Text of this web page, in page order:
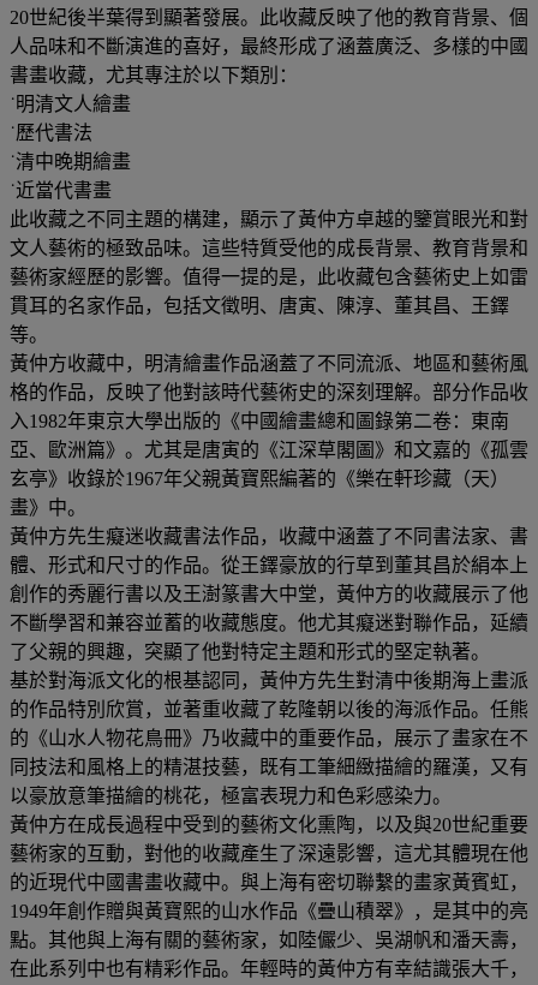
20世紀後半葉得到顯著發展。此收藏反映了他的教育背景、個
人品味和不斷演進的喜好，最終形成了涵蓋廣泛、多樣的中國
書畫收藏，尤其專注於以下類別：
˙明清文人繪畫
˙歷代書法
˙清中晚期繪畫
˙近當代書畫
此收藏之不同主題的構建，顯示了黃仲方卓越的鑒賞眼光和對
文人藝術的極致品味。這些特質受他的成長背景、教育背景和
藝術家經歷的影響。值得一提的是，此收藏包含藝術史上如雷
貫耳的名家作品，包括文徵明、唐寅、陳淳、董其昌、王鐸
等。
黃仲方收藏中，明清繪畫作品涵蓋了不同流派、地區和藝術風
格的作品，反映了他對該時代藝術史的深刻理解。部分作品收
入1982年東京大學出版的《中國繪畫總和圖錄第二卷：東南
亞、歐洲篇》。尤其是唐寅的《江深草閣圖》和文嘉的《孤雲
玄亭》收錄於1967年父親黃寶熙編著的《樂在軒珍藏（天）
畫》中。
黃仲方先生癡迷收藏書法作品，收藏中涵蓋了不同書法家、書
體、形式和尺寸的作品。從王鐸豪放的行草到董其昌於絹本上
創作的秀麗行書以及王澍篆書大中堂，黃仲方的收藏展示了他
不斷學習和兼容並蓄的收藏態度。他尤其癡迷對聯作品，延續
了父親的興趣，突顯了他對特定主題和形式的堅定執著。
基於對海派文化的根基認同，黃仲方先生對清中後期海上畫派
的作品特別欣賞，並著重收藏了乾隆朝以後的海派作品。任熊
的《山水人物花鳥冊》乃收藏中的重要作品，展示了畫家在不
同技法和風格上的精湛技藝，既有工筆細緻描繪的羅漢，又有
以豪放意筆描繪的桃花，極富表現力和色彩感染力。
黃仲方在成長過程中受到的藝術文化熏陶，以及與20世紀重要
藝術家的互動，對他的收藏產生了深遠影響，這尤其體現在他
的近現代中國書畫收藏中。與上海有密切聯繫的畫家黃賓虹，
1949年創作贈與黃寶熙的山水作品《疊山積翠》，是其中的亮
點。其他與上海有關的藝術家，如陸儼少、吳湖帆和潘天壽，
在此系列中也有精彩作品。年輕時的黃仲方有幸結識張大千，